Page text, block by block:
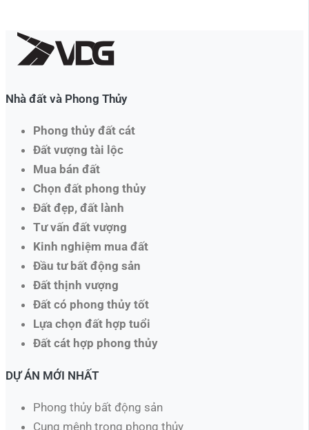
Nhà đất và Phong Thủy
Phong thủy đất cát
Đất vượng tài lộc
Mua bán đất
Chọn đất phong thủy
Đất đẹp, đất lành
Tư vấn đất vượng
Kinh nghiệm mua đất
Đầu tư bất động sản
Đất thịnh vượng
Đất có phong thủy tốt
Lựa chọn đất hợp tuổi
Đất cát hợp phong thủy
DỰ ÁN MỚI NHẤT
Phong thủy bất động sản
Cung mệnh trong phong thủy